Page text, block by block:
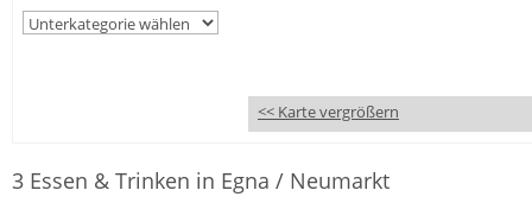
<< Karte vergrößern
3 Essen & Trinken in Egna / Neumarkt